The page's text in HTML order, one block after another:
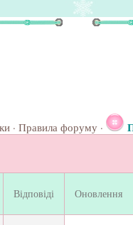
· Правила форуму ·
Відповіді Оновлення